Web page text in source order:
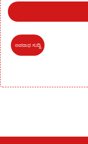
ಅಪರಾಧ ಸುದ್ದಿ